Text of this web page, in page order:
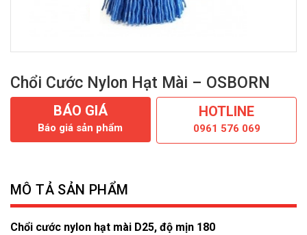
Chổi Cước Nylon Hạt Mài – OSBORN
BÁO GIÁ
Báo giá sản phẩm
HOTLINE
0961 576 069
MÔ TẢ SẢN PHẨM
Chổi cước nylon hạt mài D25, độ mịn 180